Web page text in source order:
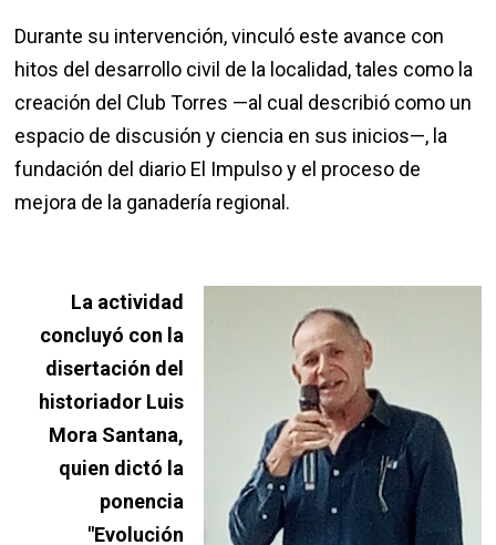
Durante su intervención, vinculó este avance con
hitos del desarrollo civil de la localidad, tales como la
creación del Club Torres —al cual describió como un
espacio de discusión y ciencia en sus inicios—, la
fundación del diario El Impulso y el proceso de
mejora de la ganadería regional.
La actividad
concluyó con la
disertación del
historiador Luis
Mora Santana,
quien dictó la
ponencia
"Evolución